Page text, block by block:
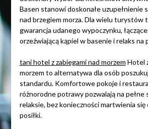
Basen stanowi doskonałe uzupełnienie
nad brzegiem morza. Dla wielu turystów
gwarancja udanego wypoczynku,
orzeźwiającą kąpiel w basenie i relaks na
tani hotel z zabiegami nad morzem Hotel
morzem to alternatywa dla osób
standardu. Komfortowe pokoje i
różnorodne potrawy pozwalają na pełne
relaksie, bez konieczności martwienia się
posiłki.